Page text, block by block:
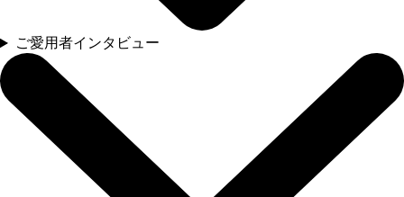
ご愛用者インタビュー